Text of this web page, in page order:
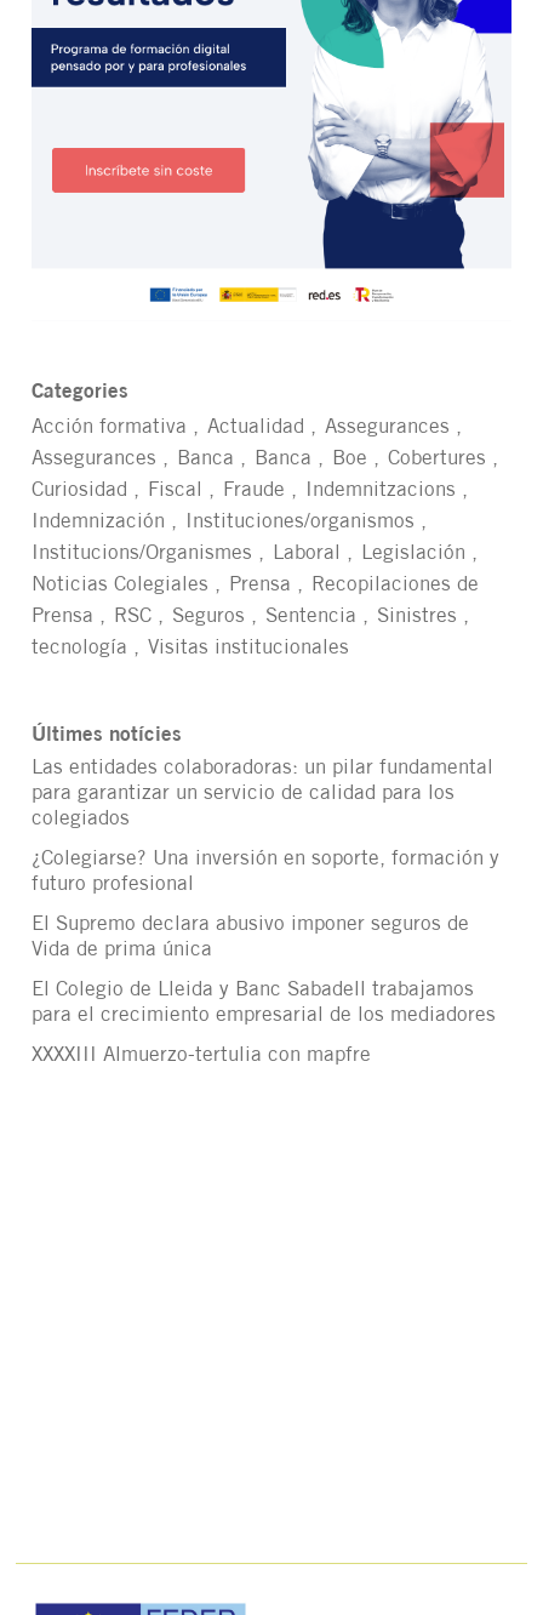
Categories
Acción formativa
Actualidad
Assegurances
Assegurances
Banca Banca Boe
Cobertures
Curiosidad
Fiscal Fraude
Indemnitzacions
Indemnización
Instituciones/organismos
Institucions/Organismes
Laboral
Legislación
Noticias Colegiales
Prensa
Recopilaciones de
Prensa
RSC Seguros Sentencia
Sinistres
tecnología
Visitas institucionales
Últimes notícies
Las entidades colaboradoras: un pilar fundamental
para garantizar un servicio de calidad para los
colegiados
¿Colegiarse? Una inversión en soporte, formación y
futuro profesional
El Supremo declara abusivo imponer seguros de
Vida de prima única
El Colegio de Lleida y Banc Sabadell trabajamos
para el crecimiento empresarial de los mediadores
XXXXIII Almuerzo-tertulia con mapfre